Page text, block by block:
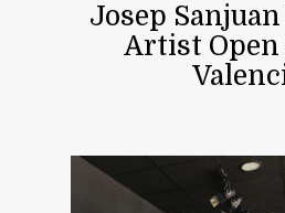
Josep
Artist Open